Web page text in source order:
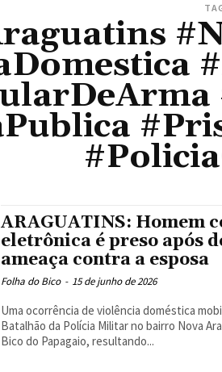
ARAGUATINS: Homem
eletrônica é preso após
ameaça contra a esposa
Folha do Bico - 15 de junho de 2026
Uma ocorrência de violência doméstica
Batalhão da Polícia Militar no bairro Nova
Bico do Papagaio, resultando...